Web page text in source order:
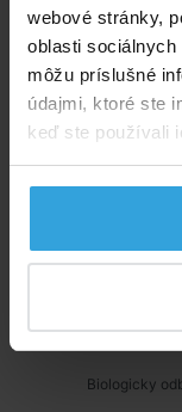
webové stránky,
oblasti
môžu príslušné
údajmi, ktoré ste
keď ste používali
Biologicky